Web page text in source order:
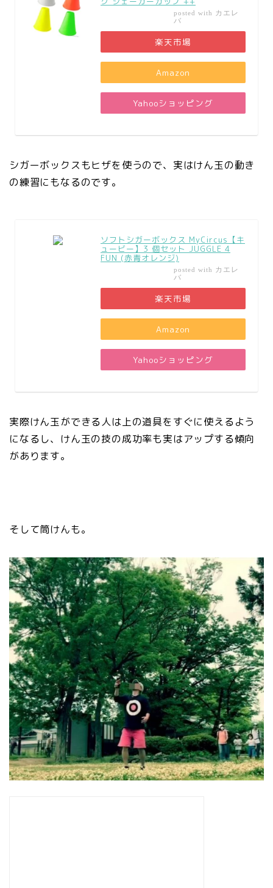
posted with カエレ
バ
楽天市場
Amazon
Yahooショッピング
シガーボックスもヒザを使うので、実はけん玉の動き
の練習にもなるのです。
ソフトシガーボックス MyCircus【キ
ュービー】3 個セット JUGGLE 4
FUN (赤青オレンジ)
posted with カエレ
バ
楽天市場
Amazon
Yahooショッピング
実際けん玉ができる人は上の道具をすぐに使えるよう
になるし、けん玉の技の成功率も実はアップする傾向
があります。
そして筒けんも。